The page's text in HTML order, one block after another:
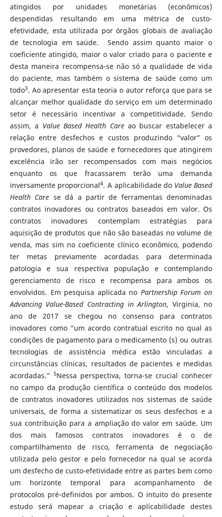
atingidos por unidades monetárias (econômicos)
despendidas resultando em uma métrica de custo-
efetividade, esta utilizada por órgãos globais de avaliação
de tecnologia em saúde. Sendo assim quanto maior o
coeficiente atingido, maior o valor criado para o paciente e
desta maneira recompensa-se não só a qualidade de vida
do paciente, mas também o sistema de saúde como um
todo3. Ao apresentar esta teoria o autor reforça que para se
alcançar melhor qualidade do serviço em um determinado
setor é necessário incentivar a competitividade. Sendo
assim, a Value Based Health Careao buscar estabelecer a
relação entre desfechos e custos produzindo “valor” os
provedores, planos de saúde e fornecedores que atingirem
excelência irão ser recompensados com mais negócios
enquanto os que fracassarem terão uma demanda
inversamente proporcional4. A aplicabilidade do Value Based
Health Care se dá a partir de ferramentas denominadas
contratos inovadores ou contratos baseados em valor. Os
contratos inovadores contemplam estratégias para
aquisição de produtos que não são baseadas no volume de
venda, mas sim no coeficiente clínico econômico, podendo
ter metas previamente acordadas para determinada
patologia e sua respectiva população e contemplando
gerenciamento de risco e recompensa para ambos os
envolvidos. Em pesquisa aplicada no Partnership Forum on
Advancing Value-Based Contracting in Arlington, Virginia, no
ano de 2017 se chegou no consenso para contratos
inovadores como “um acordo contratual escrito no qual as
condições de pagamento para o medicamento (s) ou outras
tecnologias de assistência médica estão vinculadas a
circunstâncias clínicas, resultados de pacientes e medidas
acordadas.”
5Nessa perspectiva, torna-se crucial conhecer
no campo da produção científica o conteúdo dos modelos
de contratos inovadores utilizados nos sistemas de saúde
universais, de forma a sistematizar os seus desfechos e a
sua contribuição para a ampliação do valor em saúde. Um
dos mais famosos contratos inovadores é o de
compartilhamento de risco, ferramenta de negociação
utilizada pelo gestor e pelo fornecedor na qual se acorda
um desfecho de custo-efetividade entre as partes bem como
um horizonte temporal para acompanhamento de
protocolos pré-definidos por ambos. O intuito do presente
estudo será mapear a criação e aplicabilidade destes